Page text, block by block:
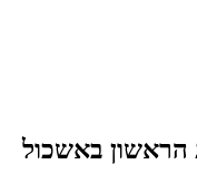
הראשון באשכול